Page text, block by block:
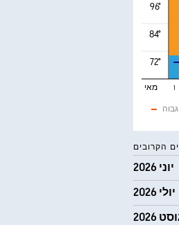
96°
84°
72°
מאי 1
הקרובים
יוני 2026
יולי 2026
2026